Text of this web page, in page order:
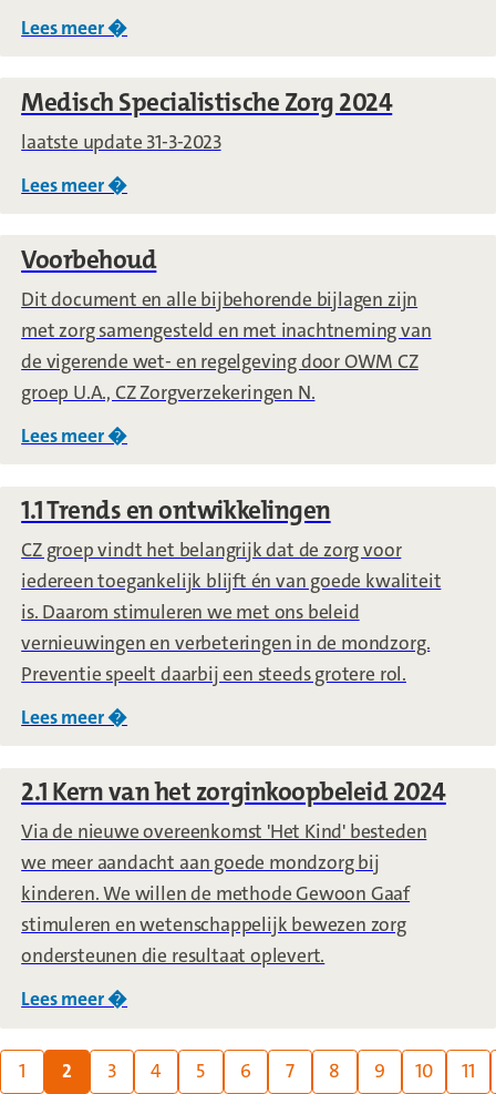
Lees meer �
Medisch Specialistische Zorg 2024
laatste update 31-3-2023
Lees meer �
Voorbehoud
Dit document en alle bijbehorende bijlagen zijn
met zorg samengesteld en met inachtneming van
de vigerende wet- en regelgeving door OWM CZ
groep U.A., CZ Zorgverzekeringen N.
Lees meer �
1.1 Trends en ontwikkelingen
CZ groep vindt het belangrijk dat de zorg voor
iedereen toegankelijk blijft én van goede kwaliteit
is. Daarom stimuleren we met ons beleid
vernieuwingen en verbeteringen in de mondzorg.
Preventie speelt daarbij een steeds grotere rol.
Lees meer �
2.1 Kern van het zorginkoopbeleid 2024
Via de nieuwe overeenkomst 'Het Kind' besteden
we meer aandacht aan goede mondzorg bij
kinderen. We willen de methode Gewoon Gaaf
stimuleren en wetenschappelijk bewezen zorg
ondersteunen die resultaat oplevert.
Lees meer �
Page:
1 2(current page)
3 4 5 6 7 8 9 10 11